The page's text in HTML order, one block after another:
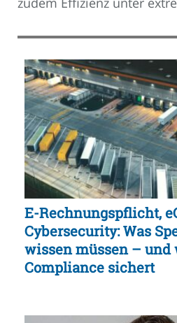
E-Rechnungspflicht,
Cybersecurity: Was
wissen müssen – und
Compliance sichert